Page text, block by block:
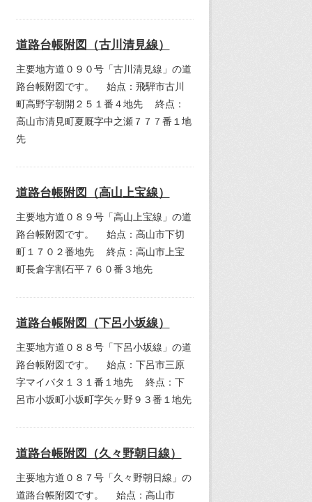
道路台帳附図（古川清見線）
主要地方道０９０号「古川清見線」の道
路台帳附図です。 始点：飛騨市古川
町高野字朝開２５１番４地先 終点：
高山市清見町夏厩字中之瀬７７７番１地
先
道路台帳附図（高山上宝線）
主要地方道０８９号「高山上宝線」の道
路台帳附図です。 始点：高山市下切
町１７０２番地先 終点：高山市上宝
町長倉字割石平７６０番３地先
道路台帳附図（下呂小坂線）
主要地方道０８８号「下呂小坂線」の道
路台帳附図です。 始点：下呂市三原
字マイバタ１３１番１地先 終点：下
呂市小坂町小坂町字矢ヶ野９３番１地先
道路台帳附図（久々野朝日線）
主要地方道０８７号「久々野朝日線」の
道路台帳附図です。 始点：高山市